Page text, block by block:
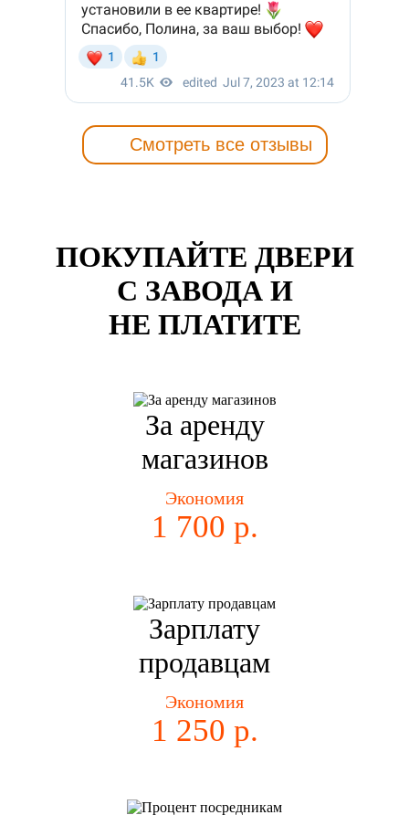
Смотреть все отзывы
ПОКУПАЙТЕ ДВЕРИ
С ЗАВОДА И
НЕ ПЛАТИТЕ
За аренду
магазинов
Экономия
1 700 р.
Зарплату
продавцам
Экономия
1 250 р.